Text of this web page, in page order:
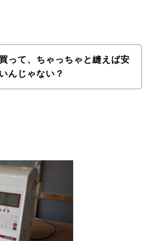
って、ちゃっちゃと縫えば安
んじゃない？